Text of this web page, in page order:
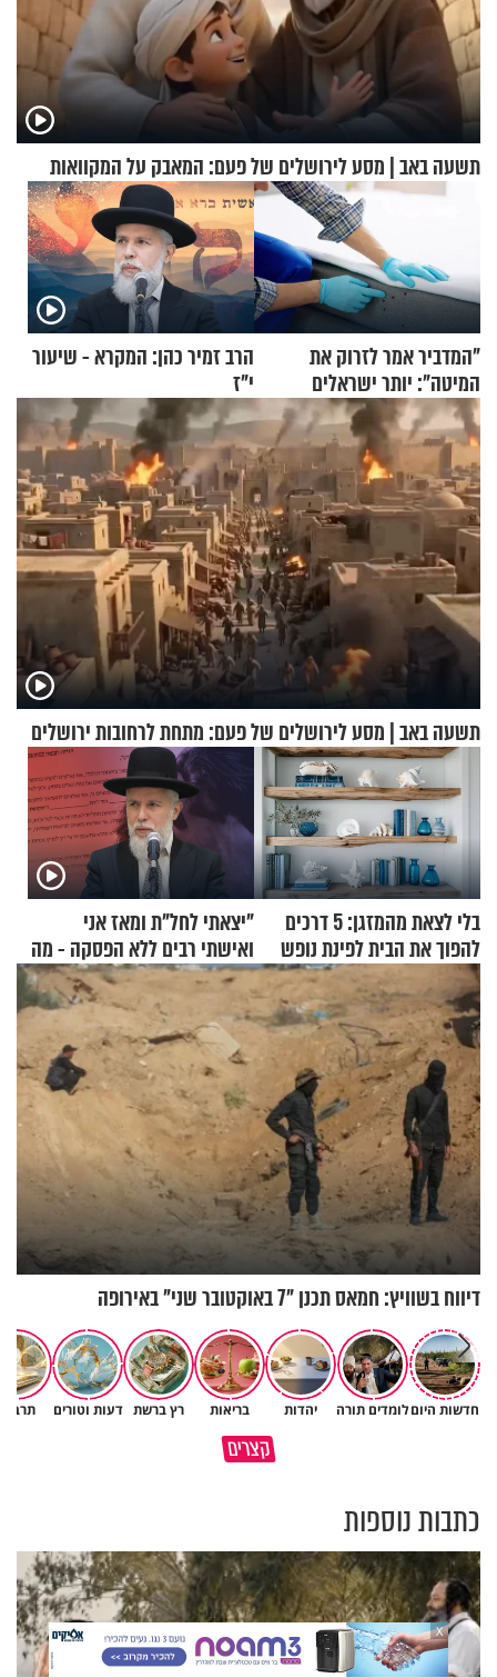
תשעה באב | מסע לירושלים של פעם: המאבק על המקוואות
"המדביר אמר לזרוק את
המיטה": יותר ישראלים
מדווחים על מכת פשפשי
המיטה
הרב זמיר כהן: המקרא - שיעור
י"ז
תשעה באב | מסע לירושלים של פעם: מתחת לרחובות ירושלים
בלי לצאת מהמזגן: 5 דרכים
להפוך את הבית לפינת נופש
מעוצבת
"יצאתי לחל"ת ומאז אני
ואישתי רבים ללא הפסקה - מה
עושים"? הרב זמיר כהן
בתשובה מפתיעה
דיווח בשוויץ: חמאס תכנן "7 באוקטובר שני" באירופה
חדשות היוםלומדים תורה יהדות בריאות רץ ברשת דעות וטורים
קצרים
כיצד ניתן להרחיב דעתו של
כתבות נוספות
X